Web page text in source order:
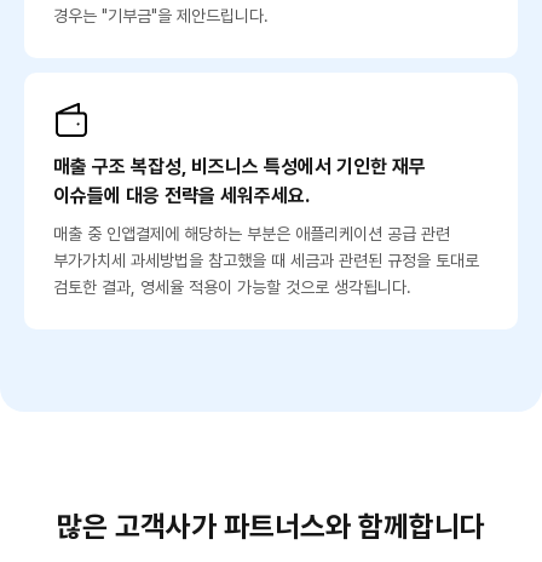
경우는 "기부금"을 제안드립니다.
매출 구조 복잡성, 비즈니스 특성에서 기인한 재무
이슈들에 대응 전략을 세워주세요.
매출 중 인앱결제에 해당하는 부분은 애플리케이션 공급 관련
부가가치세 과세방법을 참고했을 때 세금과 관련된 규정을 토대로
검토한 결과, 영세율 적용이 가능할 것으로 생각됩니다.
많은 고객사가 파트너스와 함께합니다